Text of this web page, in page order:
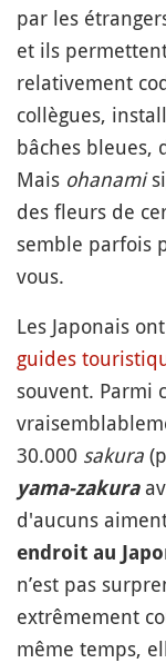
par les
et ils
relativement
collègues,
bâches bleues,
Mais ohanami
des fleurs de
semble parfois
vous.
Les Japonais
guides
souvent. Parmi
30.000 sakura
yama-zakura
d'aucuns
endroit au
n’est pas
extrêmement
même temps,